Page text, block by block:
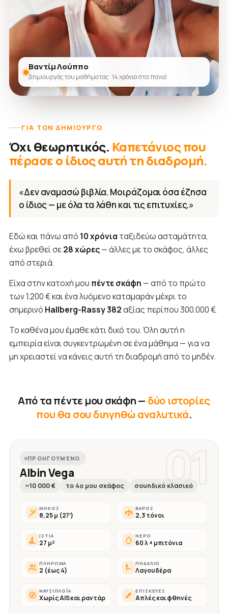
Βαντίμ Λούππο
Δημιουργός του μαθήματος · 14 χρόνια στα πανιά
ΓΙΑ ΤΟΝ ΔΗΜΙΟΥΡΓΌ
Όχι θεωρητικός. Καπετάνιος που
πέρασε ο ίδιος αυτή τη διαδρομή.
«Δεν αναμασώ βιβλία. Μοιράζομαι όσα έζησα
ο ίδιος — με όλα τα λάθη και τις επιτυχίες.»
Εδώ και πάνω από 10 χρόνια ταξιδεύω ασταμάτητα,
έχω βρεθεί σε28 χώρες— άλλες με το σκάφος, άλλες
από στεριά.
Είχα στην κατοχή μου πέντε σκάφη — από το πρώτο
των 1.200 € και ένα λυόμενο καταμαράν μέχρι το
σημερινό Hallberg-Rassy 382αξίας περίπου 300.000 €.
Το καθένα μου έμαθε κάτι δικό του. Όλη αυτή η
εμπειρία είναι συγκεντρωμένη σε ένα μάθημα — για να
μη χρειαστεί να κάνεις αυτή τη διαδρομή από το μηδέν.
Από τα πέντε μου σκάφη — δύο ιστορίες
που θα σου διηγηθώ αναλυτικά.
01
ΠΡΟΗΓΟΎΜΕΝΟ
Albin Vega
~10 000 € το 4ο μου σκάφος σουηδικό κλασικό
ΜΉΚΟΣ
8,25 μ (27′)
ΒΆΡΟΣ
2,3 τόνοι
ΙΣΤΊΑ
27 μ²
ΝΕΡΌ
60 λ + μπιτόνια
ΠΛΉΡΩΜΑ
2 (έως 4)
ΠΗΔΆΛΙΟ
Λαγουδέρα
ΝΑΥΣΙΠΛΟΪ́Α
Χωρίς AIS και ραντάρ
ΕΠΙΣΚΕΥΈΣ
Απλές και φθηνές